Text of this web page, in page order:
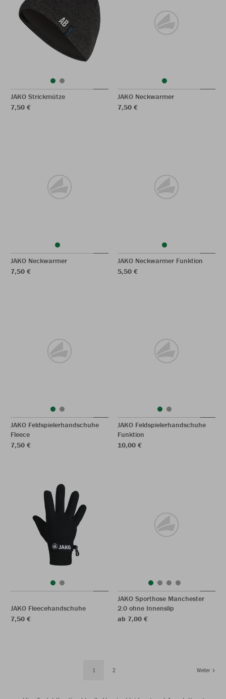
JAKO Strickmütze
7,50 €
JAKO Neckwarmer
7,50 €
JAKO Neckwarmer
7,50 €
JAKO Neckwarmer Funktion
5,50 €
JAKO Feldspielerhandschuhe
Fleece
7,50 €
JAKO Feldspielerhandschuhe
Funktion
10,00 €
JAKO Fleecehandschuhe
7,50 €
JAKO Sporthose Manchester
2.0 ohne Innenslip
ab 7,00 €
1 2 Weiter